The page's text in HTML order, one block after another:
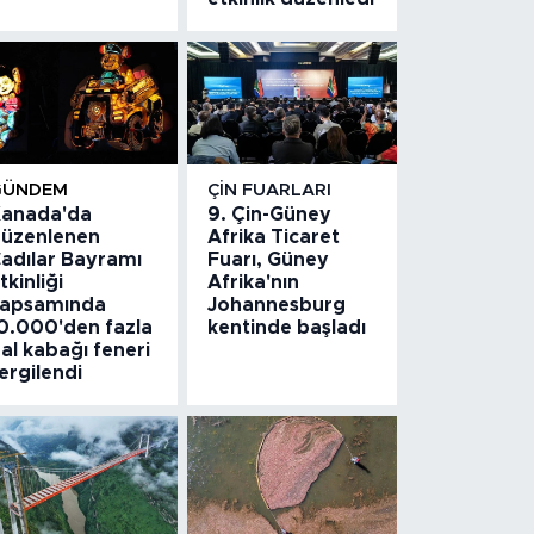
Bayramı
fazla
kabağı feneri
ÇIN FUARLARI
9. Çin-Güney
Afrika Ticaret
Fuarı, Güney
Afrika'nın
Johannesburg
kentinde başladı